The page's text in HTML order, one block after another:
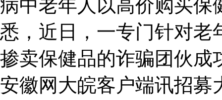
病中老年人以高价购买
悉，近日，一专门针对老
掺卖保健品的诈骗团伙成
安徽网大皖客户端讯招募